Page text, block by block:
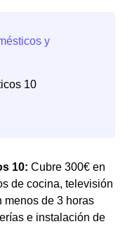
10: Cubre 300€ en
de cocina, televisión
menos de 3 horas
e instalación de